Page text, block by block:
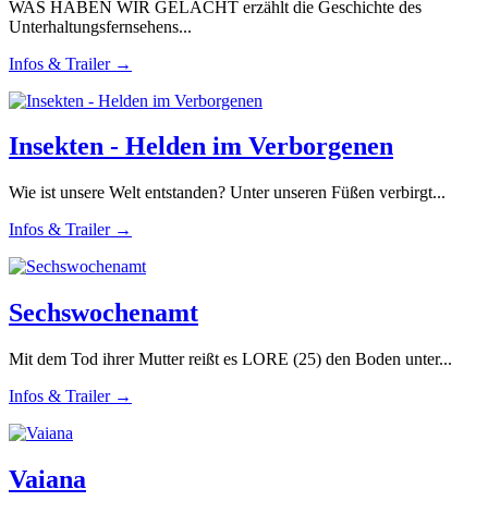
WAS HABEN WIR GELACHT erzählt die Geschichte des
Unterhaltungsfernsehens...
Infos & Trailer →
Insekten - Helden im Verborgenen
Wie ist unsere Welt entstanden? Unter unseren Füßen verbirgt...
Infos & Trailer →
Sechswochenamt
Mit dem Tod ihrer Mutter reißt es LORE (25) den Boden unter...
Infos & Trailer →
Vaiana